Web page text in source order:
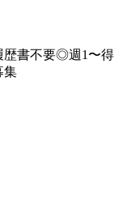
歴書不要◎週1〜得
集